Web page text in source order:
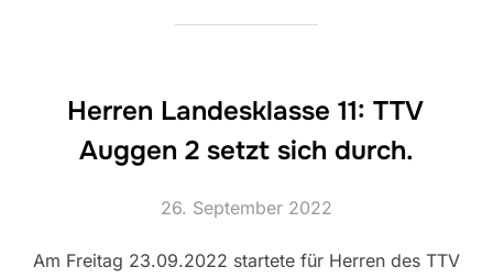
Herren Landesklasse 11: TTV
Auggen 2 setzt sich durch.
Veröffentlicht
26. September 2022
Am Freitag 23.09.2022 startete für Herren des TTV